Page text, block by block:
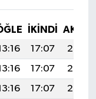
İKINDI
17:07
20:28
17:07
20:27
17:07
20:26